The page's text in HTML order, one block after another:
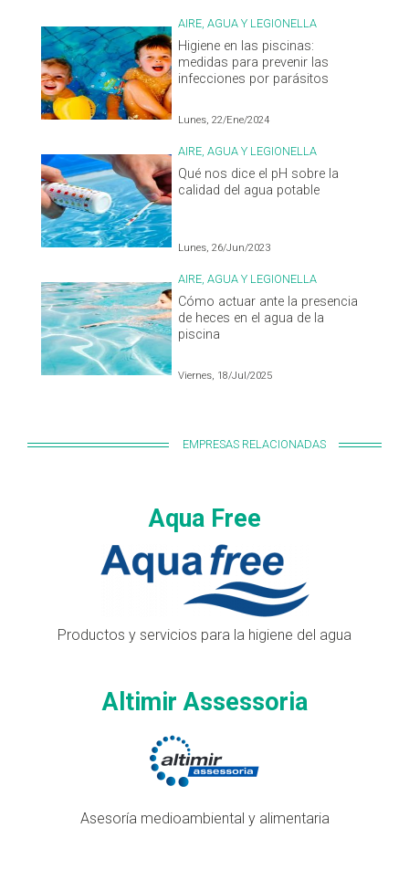
AIRE, AGUA Y LEGIONELLA
Higiene en las piscinas:
medidas para prevenir las
infecciones por parásitos
Lunes, 22/Ene/2024
AIRE, AGUA Y LEGIONELLA
Qué nos dice el pH sobre la
calidad del agua potable
Lunes, 26/Jun/2023
AIRE, AGUA Y LEGIONELLA
Cómo actuar ante la presencia
de heces en el agua de la
piscina
Viernes, 18/Jul/2025
EMPRESAS RELACIONADAS
Aqua Free
Productos y servicios para la higiene del agua
Altimir Assessoria
Asesoría medioambiental y alimentaria